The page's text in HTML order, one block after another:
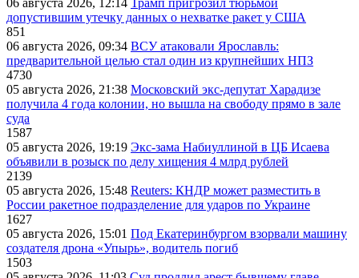
06 августа 2026, 12:14 Трамп пригрозил тюрьмой
допустившим утечку данных о нехватке ракет у США
851
06 августа 2026, 09:34 ВСУ атаковали Ярославль:
предварительной целью стал один из крупнейших НПЗ
4730
05 августа 2026, 21:38 Московский экс-депутат Харадизе
получила 4 года колонии, но вышла на свободу прямо в зале
суда
1587
05 августа 2026, 19:19 Экс-зама Набиуллиной в ЦБ Исаева
объявили в розыск по делу хищения 4 млрд рублей
2139
05 августа 2026, 15:48 Reuters: КНДР может разместить в
России ракетное подразделение для ударов по Украине
1627
05 августа 2026, 15:01 Под Екатеринбургом взорвали машину
создателя дрона «Упырь», водитель погиб
1503